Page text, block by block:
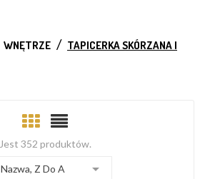
WNĘTRZE
TAPICERKA SKÓRZANA I
Jest 352 produktów.
Nazwa, Z Do A 